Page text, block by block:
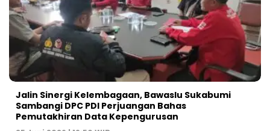
Jalin Sinergi Kelembagaan, Bawaslu Sukabumi
Sambangi DPC PDI Perjuangan Bahas
Pemutakhiran Data Kepengurusan